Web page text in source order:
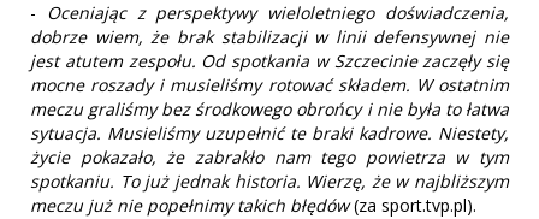
- Oceniając z perspektywy wieloletniego doświadczenia,
dobrze wiem, że brak stabilizacji w linii defensywnej nie
jest atutem zespołu. Od spotkania w Szczecinie zaczęły się
mocne roszady i musieliśmy rotować składem. W ostatnim
meczu graliśmy bez środkowego obrońcy i nie była to łatwa
sytuacja. Musieliśmy uzupełnić te braki kadrowe. Niestety,
życie pokazało, że zabrakło nam tego powietrza w tym
spotkaniu. To już jednak historia. Wierzę, że w najbliższym
meczu już nie popełnimy takich błędów(za sport.tvp.pl).